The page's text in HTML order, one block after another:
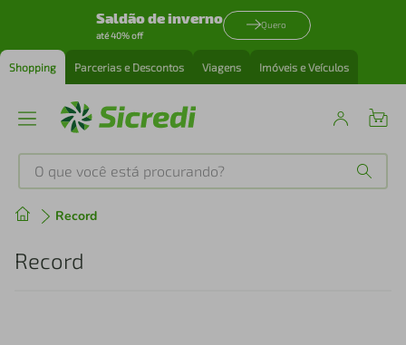
Saldão de inverno
até 40% off
Quero
Shopping Parcerias e Descontos Viagens Imóveis e Veículos
O que você está procurando?
Record
Record
Produtos mais buscados
tenis